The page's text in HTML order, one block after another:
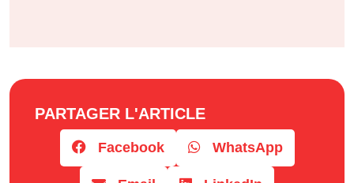
PARTAGER L'ARTICLE
Facebook WhatsApp